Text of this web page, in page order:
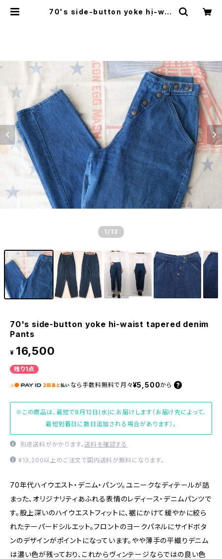
70's side-button yoke hi-wai
1 /13
70's side-button yoke hi-waist tapered denim
Pants
¥ 16,500
残り1点
なら 手数料無料で 月々¥5,500から
※この商品は、最短で8月12日(水)にお届けします（お届け先によって、
最短到着日に数日追加される場合があります）。
別途送料がかかります。送料を確認する
¥13,200以上のご注文で国内送料が無料になります。
70年代ハイウエスト・デニム・パンツ。ユニークなディテールが詰
まった、オリジナリティあふれる表情のレディース・デニムパンツで
す。股上深いのハイウエストフィットに、裾にかけて緩やかに絞ら
れたテーパードシルエット。フロントのヨークパネルにサイドボタ
ンのデザインがポイントになっています。やや薄手の平織りデニム
は濃い色が残っており、これからヴィンテージならではの良い色